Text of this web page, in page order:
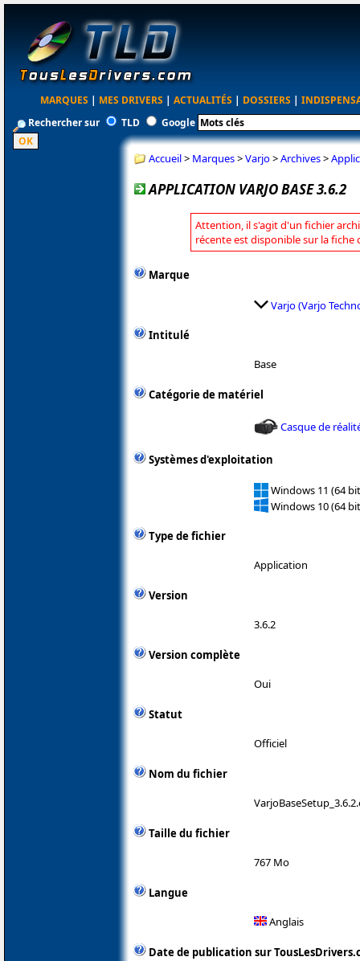
MARQUES | MES DRIVERS | ACTUALITÉS | DOSSIERS |
Rechercher sur
TLD Google
Accueil> Marques>Varjo>Archives>
APPLICATION VARJO BASE 3.6.2
Attention, il s'agit d'un fichier
récente est disponible sur la fiche
Marque
Varjo (Varjo
Intitulé
Base
Catégorie de matériel
Casque de
Systèmes d'exploitation
Windows 11 (64
Windows 10 (64
Type de fichier
Application
Version
3.6.2
Version complète
Oui
Statut
Officiel
Nom du fichier
Taille du fichier
767 Mo
Langue
Anglais
Date de publication sur